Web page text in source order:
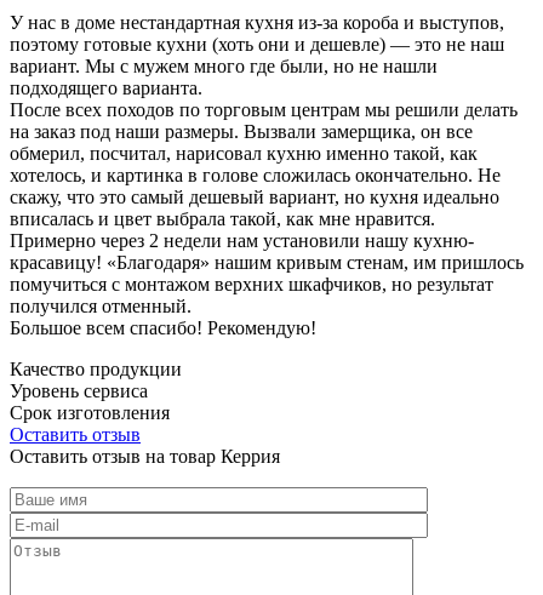
У нас в доме нестандартная кухня из-за короба и выступов,
поэтому готовые кухни (хоть они и дешевле) — это не наш
вариант. Мы с мужем много где были, но не нашли
подходящего варианта.
После всех походов по торговым центрам мы решили делать
на заказ под наши размеры. Вызвали замерщика, он все
обмерил, посчитал, нарисовал кухню именно такой, как
хотелось, и картинка в голове сложилась окончательно. Не
скажу, что это самый дешевый вариант, но кухня идеально
вписалась и цвет выбрала такой, как мне нравится.
Примерно через 2 недели нам установили нашу кухню-
красавицу! «Благодаря» нашим кривым стенам, им пришлось
помучиться с монтажом верхних шкафчиков, но результат
получился отменный.
Большое всем спасибо! Рекомендую!
Качество продукции
Уровень сервиса
Срок изготовления
Оставить отзыв
Оставить отзыв на товар Керрия